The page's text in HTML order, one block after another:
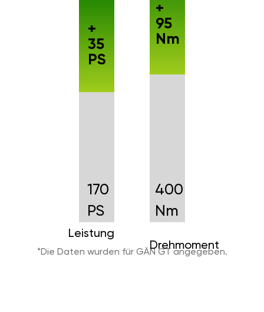
170
PS
Leistung
+
35
PS
400
Nm
Drehmoment
+
95
Nm
*Die Daten wurden für GÄN GT angegeben.